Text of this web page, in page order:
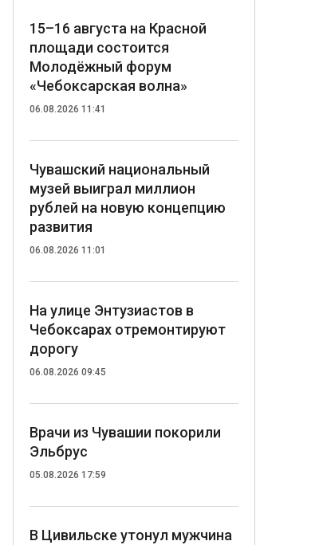
15–16 августа на Красной
площади состоится
Молодёжный форум
«Чебоксарская волна»
06.08.2026 11:41
Чувашский национальный
музей выиграл миллион
рублей на новую концепцию
развития
06.08.2026 11:01
На улице Энтузиастов в
Чебоксарах отремонтируют
дорогу
06.08.2026 09:45
Врачи из Чувашии покорили
Эльбрус
05.08.2026 17:59
В Цивильске утонул мужчина